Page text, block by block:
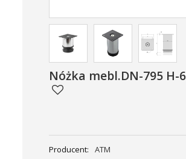
Nóżka mebl.DN-795 H-
Producent:
ATM